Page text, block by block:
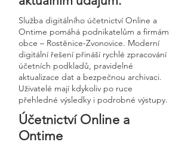
Služba digitálního účetnictví Online a
Ontime pomáhá podnikatelům a firmám
obce – Rostěnice-Zvonovice. Moderní
digitální řešení přináší rychlé zpracování
účetních podkladů, pravidelné
aktualizace dat a bezpečnou archivaci.
Uživatelé mají kdykoliv po ruce
přehledné výsledky i podrobné výstupy.
Účetnictví Online a
Ontime